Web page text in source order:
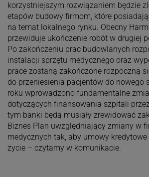
korzystniejszym rozwiązaniem będzie
etapów budowy firmom, które
na temat lokalnego rynku. Obecny
przewiduje ukończenie robót w drugiej
Po zakończeniu prac budowlanych
instalacji sprzętu medycznego oraz
prace zostaną zakończone rozpoczną
do przeniesienia pacjentów do nowego
roku wprowadzono fundamentalne
dotyczących finansowania szpitali
tym banki będą musiały zrewidować
Biznes Plan uwzględniający zmiany w
medycznych tak, aby umowy kredytowe
życie – czytamy w komunikacie.